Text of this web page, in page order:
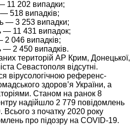
11 202 випадки;
518 випадків;
— 3 253 випадки;
— 11 431 випадок;
2 046 випадків;
— 2 450 випадків.
територій АР Крим, Донецької,
Севастополя відсутні.
вірусологічною референс-
здоров’я України, а
Станом на ранок 8
надійшло 2 779 повідомлень
Всього з початку 2020 року
про підозру на COVID-19.